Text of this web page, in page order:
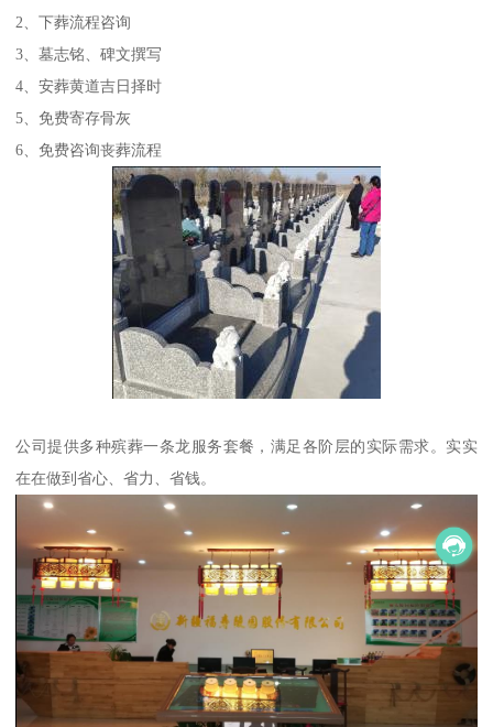
2、下葬流程咨询
3、墓志铭、碑文撰写
4、安葬黄道吉日择时
5、免费寄存骨灰
6、免费咨询丧葬流程
公司提供多种殡葬一条龙服务套餐，满足各阶层的实际需求。实实
在在做到省心、省力、省钱。